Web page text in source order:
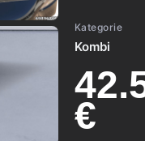
Kategorie
Kombi
€